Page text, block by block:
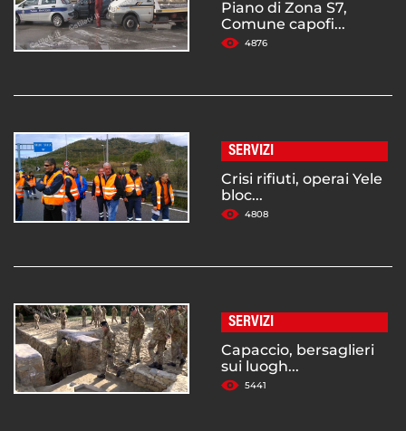
Piano di Zona S7,
Comune capofi...
4876
SERVIZI
Crisi rifiuti, operai Yele
bloc...
4808
SERVIZI
Capaccio, bersaglieri
sui luogh...
5441